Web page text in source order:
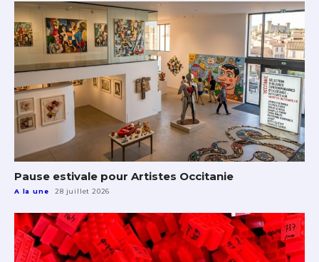
Pause estivale pour Artistes Occitanie
A la une 28 juillet 2026